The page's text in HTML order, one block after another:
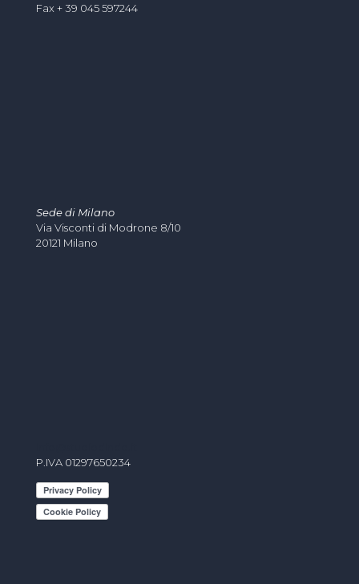
Fax + 39 045 597244
Sede di Milano
Via Visconti di Modrone 8/10
20121 Milano
P.IVA 01297650234